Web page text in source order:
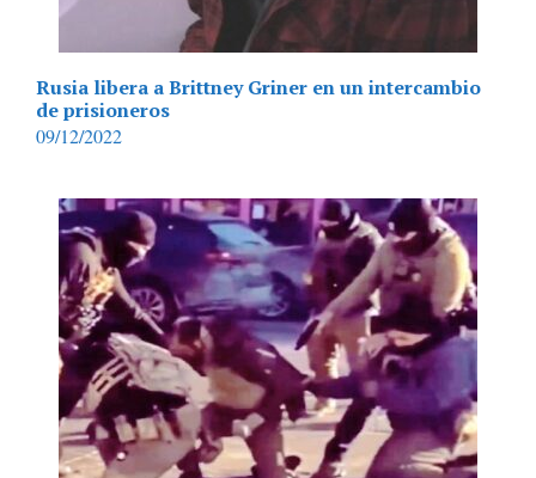
Rusia libera a Brittney Griner en un intercambio
de prisioneros
09/12/2022